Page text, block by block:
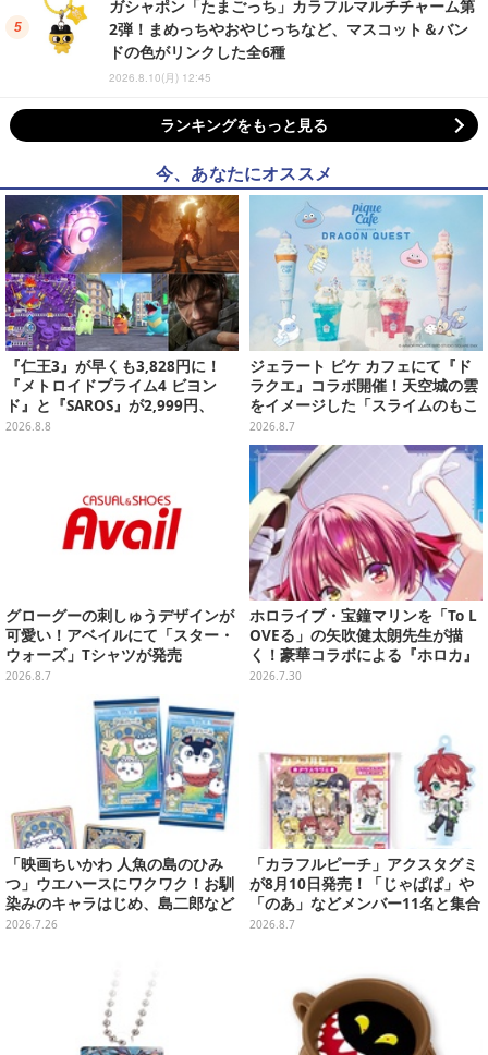
ガシャポン「たまごっち」カラフルマルチチャーム第
2弾！まめっちやおやじっちなど、マスコット＆バン
ドの色がリンクした全6種
2026.8.10(月) 12:45
ランキングをもっと見る
今、あなたにオススメ
『仁王3』が早くも3,828円に！
『メトロイドプライム4 ビヨン
ド』と『SAROS』が2,999円、
『メタルギアソリッド Δ』は2,49
2026.8.8
ジェラート ピケ カフェにて『ド
ラクエ』コラボ開催！天空城の雲
をイメージした「スライムのもこ
もこ天空クレープ」などを提供
2026.8.7
グローグーの刺しゅうデザインが
可愛い！アベイルにて「スター・
ウォーズ」Tシャツが発売
2026.8.7
ホロライブ・宝鐘マリンを「To L
OVEる」の矢吹健太朗先生が描
く！豪華コラボによる『ホロカ』
限定カードがお披露目
2026.7.30
「映画ちいかわ 人魚の島のひみ
つ」ウエハースにワクワク！お馴
染みのキャラはじめ、島二郎など
セイレーン編カード全22種
2026.7.26
「カラフルピーチ」アクスタグミ
が8月10日発売！「じゃぱぱ」や
「のあ」などメンバー11名と集合
デザイン全15種、ボールチェーン
2026.8.7